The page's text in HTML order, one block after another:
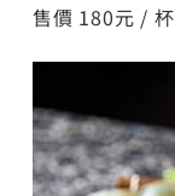
售價 180元 / 杯